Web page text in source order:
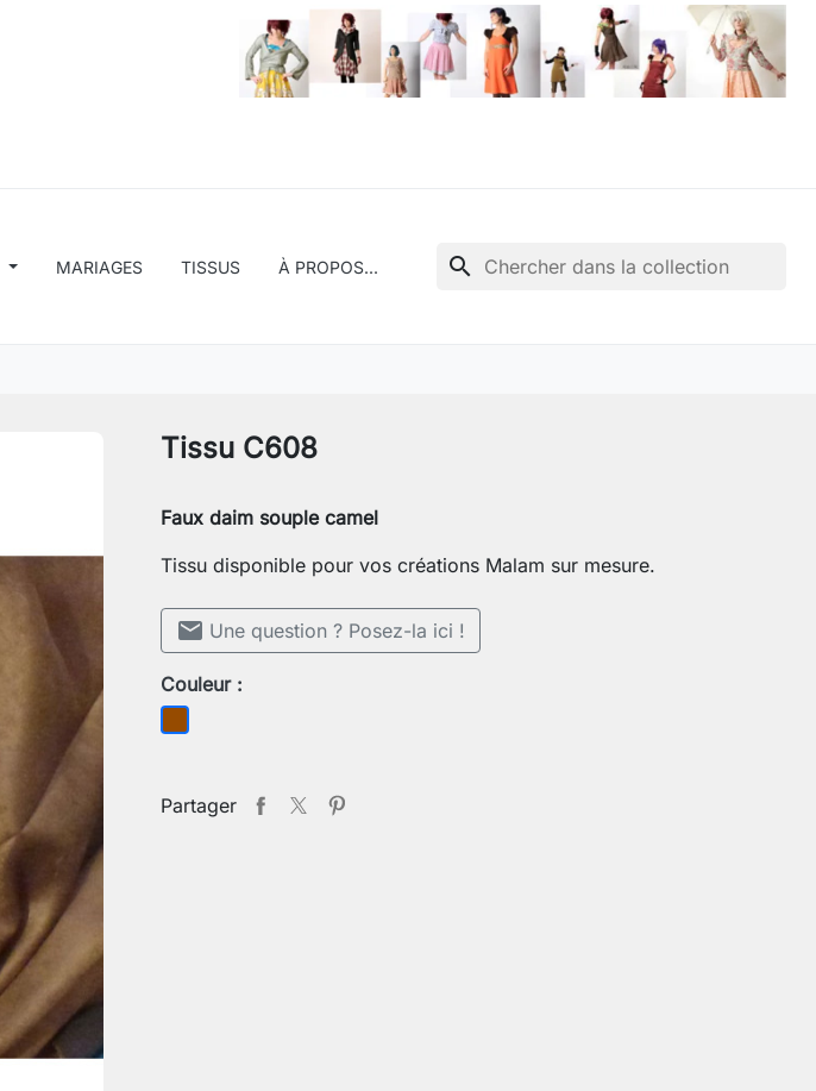
MARIAGES TISSUS À PROPOS... search
Tissu C608
Faux daim souple camel
Tissu disponible pour vos créations Malam sur mesure.
mail Une question ? Posez-la ici !
Couleur :
Marron
Partager